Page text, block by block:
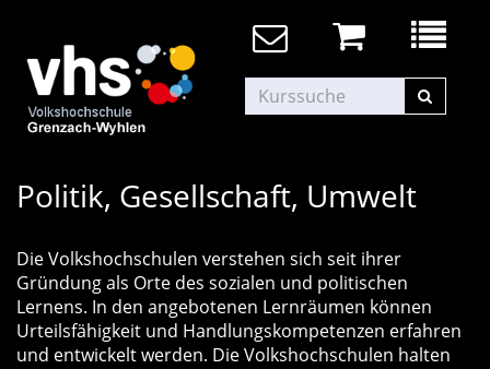
Politik, Gesellschaft, Umwelt
Die Volkshochschulen verstehen sich seit ihrer
Gründung als Orte des sozialen und politischen
Lernens. In den angebotenen Lernräumen können
Urteilsfähigkeit und Handlungskompetenzen erfahren
und entwickelt werden. Die Volkshochschulen halten